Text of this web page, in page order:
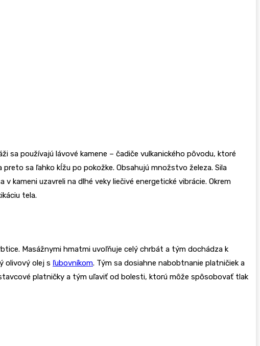
sa používajú lávové kamene – čadiče vulkanického pôvodu, ktoré
sa ľahko kĺžu po pokožke. Obsahujú množstvo železa. Sila
kameni uzavreli na dlhé veky liečivé energetické vibrácie. Okrem
tela.
Masážnymi hmatmi uvoľňuje celý chrbát a tým dochádza k
olivový olej s ľubovníkom. Tým sa dosiahne nabobtnanie platničiek a
platničky a tým uľaviť od bolesti, ktorú môže spôsobovať tlak